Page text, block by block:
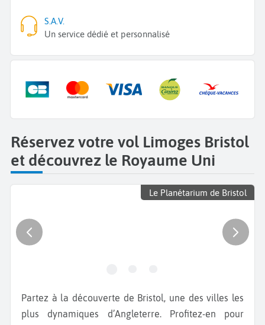
S.A.V.
Un service dédié et personnalisé
Réservez votre vol Limoges Bristol
et découvrez le Royaume Uni
Le Planétarium de Bristol
Partez à la découverte de Bristol, une des villes les
plus dynamiques d’Angleterre. Profitez-en pour